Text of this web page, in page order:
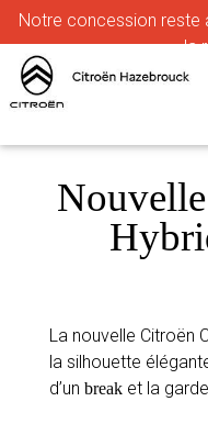
Notre concession reste
la
La nouvelle Citroën
la silhouette
d’un break et la